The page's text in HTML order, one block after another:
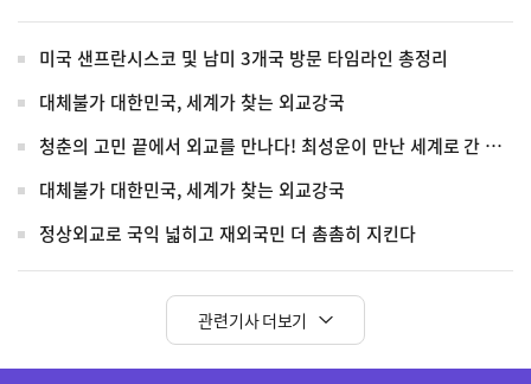
미국 샌프란시스코 및 남미 3개국 방문 타임라인 총정리
대체불가 대한민국, 세계가 찾는 외교강국
청춘의 고민 끝에서 외교를 만나다! 최성운이 만난 세계로 간 청년들
대체불가 대한민국, 세계가 찾는 외교강국
정상외교로 국익 넓히고 재외국민 더 촘촘히 지킨다
관련기사 더보기